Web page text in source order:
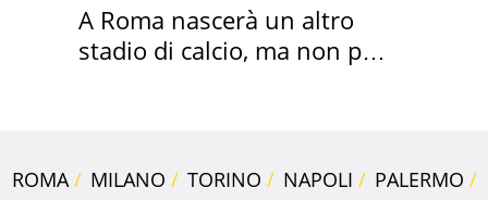
A Roma nascerà un altro
stadio di calcio, ma non per
ROMA MILANO TORINO NAPOLI
PALERMO